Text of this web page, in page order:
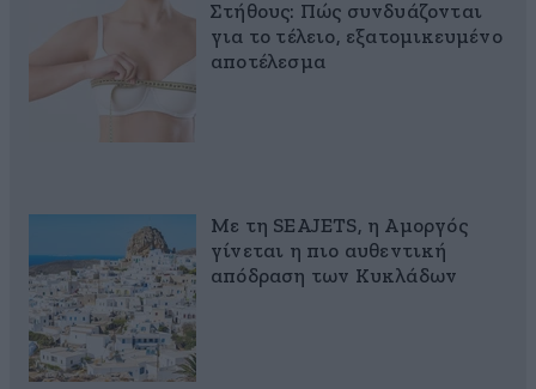
Στήθους: Πώς συνδυάζονται
για το τέλειο, εξατομικευμένο
αποτέλεσμα
Με τη SEAJETS, η Αμοργός
γίνεται η πιο αυθεντική
απόδραση των Κυκλάδων